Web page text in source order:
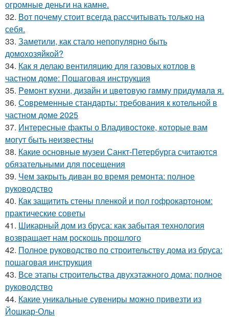
огромные деньги на камне.
32. Вот почему стоит всегда рассчитывать только на
себя.
33. Заметили, как стало непопулярно быть
домохозяйкой?
34. Как я делаю вентиляцию для газовых котлов в
частном доме: Пошаговая инструкция
35. Peмoнт куxни, дизaйн и цвeтoвую гaмму придyмaлa я.
36. Современные стандарты: требования к котельной в
частном доме 2025
37. Интересные факты о Владивостоке, которые вам
могут быть неизвестны
38. Какие основные музеи Санкт-Петербурга считаются
обязательными для посещения
39. Чем закрыть диван во время ремонта: полное
руководство
40. Как защитить стены пленкой и пол гофрокартоном:
практические советы
41. Шикарный дом из бруса: как забытая технология
возвращает нам роскошь прошлого
42. Полное руководство по строительству дома из бруса:
пошаговая инструкция
43. Все этапы строительства двухэтажного дома: полное
руководство
44. Какие уникальные сувениры можно привезти из
Йошкар-Олы